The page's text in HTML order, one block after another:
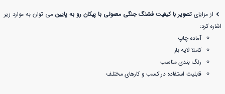
از مزایای تصویر با کیفیت فشنگ جنگی معمولی با پیکان رو به پایینمی توان به موارد زیر
اشاره کرد:
آماده چاپ
کاملا لایه باز
رنگ بندی مناسب
قابلیت استفاده در کسب و کارهای مختلف